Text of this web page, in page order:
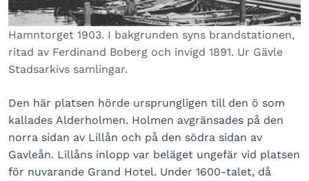
Hamntorget 1903. I bakgrunden syns brandstationen,
ritad av Ferdinand Boberg och invigd 1891. Ur Gävle
Stadsarkivs samlingar.
Den här platsen hörde ursprungligen till den ö som
kallades Alderholmen. Holmen avgränsades på den
norra sidan av Lillån och på den södra sidan av
Gavleån. Lillåns inlopp var beläget ungefär vid platsen
för nuvarande Grand Hotel. Under 1600-talet, då